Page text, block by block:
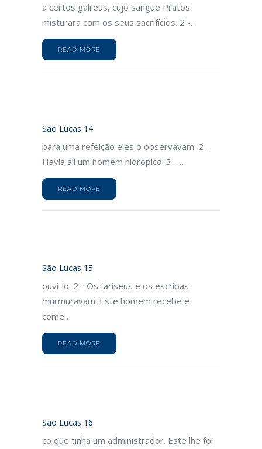
a certos galileus, cujo sangue Pilatos
misturara com os seus sacrifícios. 2 -…
READ MORE
São Lucas 14
para uma refeição eles o observavam. 2 -
Havia ali um homem hidrópico. 3 -…
READ MORE
São Lucas 15
ouvi-lo. 2 - Os fariseus e os escribas
murmuravam: Este homem recebe e
come…
READ MORE
São Lucas 16
co que tinha um administrador. Este lhe foi